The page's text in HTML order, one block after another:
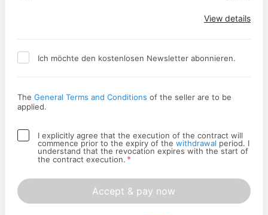
View details
Ich möchte den kostenlosen Newsletter abonnieren.
The General Terms and Conditions of the seller are to be
applied.
I explicitly agree that the execution of the contract will
commence prior to the expiry of the withdrawal period. I
understand that the revocation expires with the start of
the contract execution. *
Accept & pay now